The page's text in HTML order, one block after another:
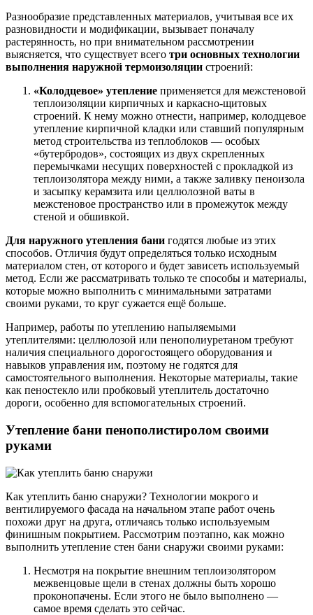
Разнообразие представленных материалов, учитывая все их
разновидности и модификации, вызывает поначалу
растерянность, но при внимательном рассмотрении
выясняется, что существует всего три основных технологии
выполнения наружной термоизоляции строений:
«Колодцевое» утепление применяется для межстеновой
теплоизоляции кирпичных и каркасно‑щитовых
строений. К нему можно отнести, например, колодцевое
утепление кирпичной кладки или ставший популярным
метод строительства из теплоблоков — особых
«бутербродов», состоящих из двух скрепленных
перемычками несущих поверхностей с прокладкой из
теплоизолятора между ними, а также заливку пеноизола
и засыпку керамзита или целлюлозной ваты в
межстеновое пространство или в промежуток между
стеной и обшивкой.
Для наружного утепления бани годятся любые из этих
способов. Отличия будут определяться только исходным
материалом стен, от которого и будет зависеть используемый
метод. Если же рассматривать только те способы и материалы,
которые можно выполнить с минимальными затратами
своими руками, то круг сужается ещё больше.
Например, работы по утеплению напыляемыми
утеплителями: целлюлозой или пенополиуретаном требуют
наличия специального дорогостоящего оборудования и
навыков управления им, поэтому не годятся для
самостоятельного выполнения. Некоторые материалы, такие
как пеностекло или пробковый утеплитель достаточно
дороги, особенно для вспомогательных строений.
Утепление бани пенополистиролом своими
руками
Как утеплить баню снаружи? Технологии мокрого и
вентилируемого фасада на начальном этапе работ очень
похожи друг на друга, отличаясь только используемым
финишным покрытием. Рассмотрим поэтапно, как можно
выполнить утепление стен бани снаружи своими руками:
Несмотря на покрытие внешним теплоизолятором
межвенцовые щели в стенах должны быть хорошо
проконопачены. Если этого не было выполнено —
самое время сделать это сейчас.